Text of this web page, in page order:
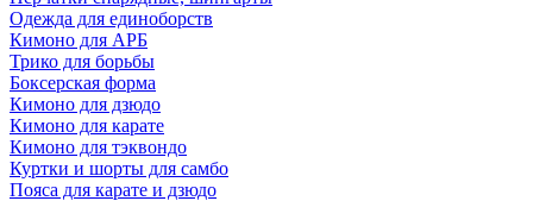
Одежда для единоборств
Кимоно для АРБ
Трико для борьбы
Боксерская форма
Кимоно для дзюдо
Кимоно для карате
Кимоно для тэквондо
Куртки и шорты для самбо
Пояса для карате и дзюдо